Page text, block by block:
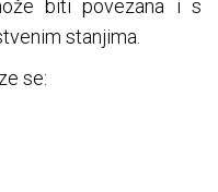
biti povezana i s
stanjima.
se: